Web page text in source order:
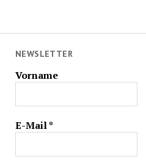
NEWSLETTER
Vorname
E-Mail*